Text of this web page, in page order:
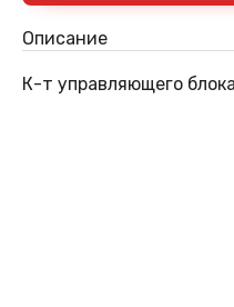
Описание
К-т управляющего